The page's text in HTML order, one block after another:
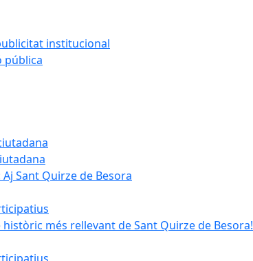
institucional
pública
Sant Quirze de Besora
més rellevant de Sant Quirze de Besora!